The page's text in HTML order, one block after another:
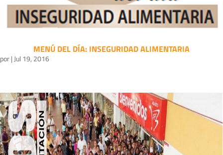
MENÚ DEL DÍA: INSEGURIDAD ALIMENTARIA
por| Jul 19, 2016